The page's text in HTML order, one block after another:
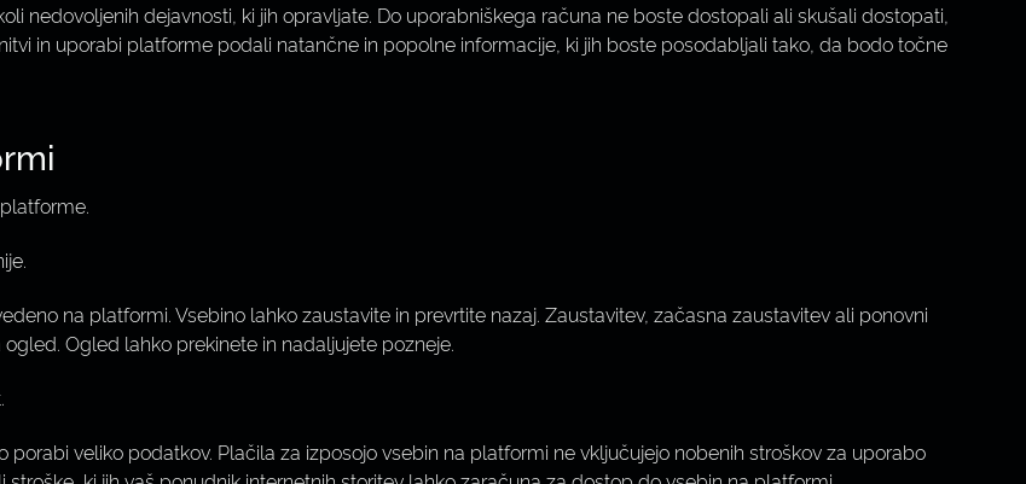
nedovoljenih dejavnosti, ki jih opravljate. Do uporabniškega računa ne boste dostopali ali skušali dostopati,
in uporabi platforme podali natančne in popolne informacije, ki jih boste posodabljali tako, da bodo točne
na platformi. Vsebino lahko zaustavite in prevrtite nazaj. Zaustavitev, začasna zaustavitev ali ponovni
Ogled lahko prekinete in nadaljujete pozneje.
veliko podatkov. Plačila za izposojo vsebin na platformi ne vključujejo nobenih stroškov za uporabo